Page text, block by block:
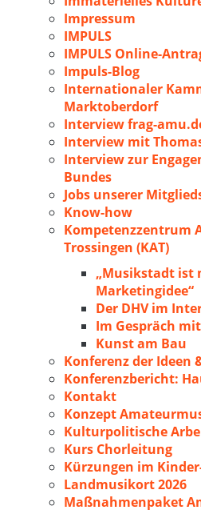
Impressum
IMPULS
IMPULS Online-
Impuls-Blog
Internationaler
Marktoberdorf
Interview frag-
Interview mit
Interview zur
Bundes
Jobs unserer
Know-how
Kompetenzzentrum
Trossingen (KAT)
„Musikstadt ist
Marketingidee“
Der DHV im
Im Gespräch
Kunst am Bau
Konferenz der Ideen
Konferenzbericht:
Kontakt
Konzept
Kulturpolitische
Kurs Chorleitung
Kürzungen im
Landmusikort 2026
Maßnahmenpaket